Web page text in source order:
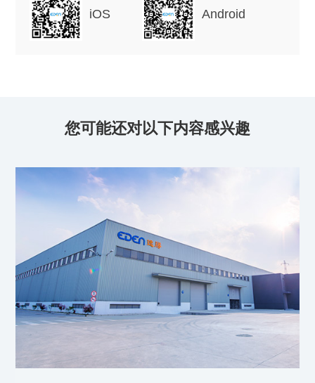
iOS Android
您可能还对以下内容感兴趣